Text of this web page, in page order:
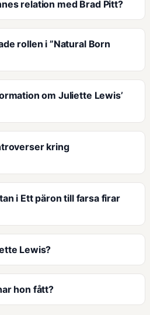
relation med Brad Pitt?
rollen i ”Natural Born
om Juliette Lewis’
kring
i Ett päron till farsa firar
Lewis?
hon fått?